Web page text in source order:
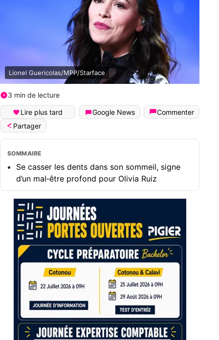
Lionel Guericolas/MPP/Starface
3 min de lecture
Lire plus tard Google News
Commenter
Partager
SOMMAIRE
Se casser les dents dans son sommeil, signe
d’un mal‑être profond pour Olivia Ruiz